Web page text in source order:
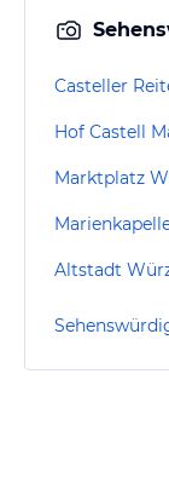
Casteller
Hof Castell
Marktplatz
Altstadt